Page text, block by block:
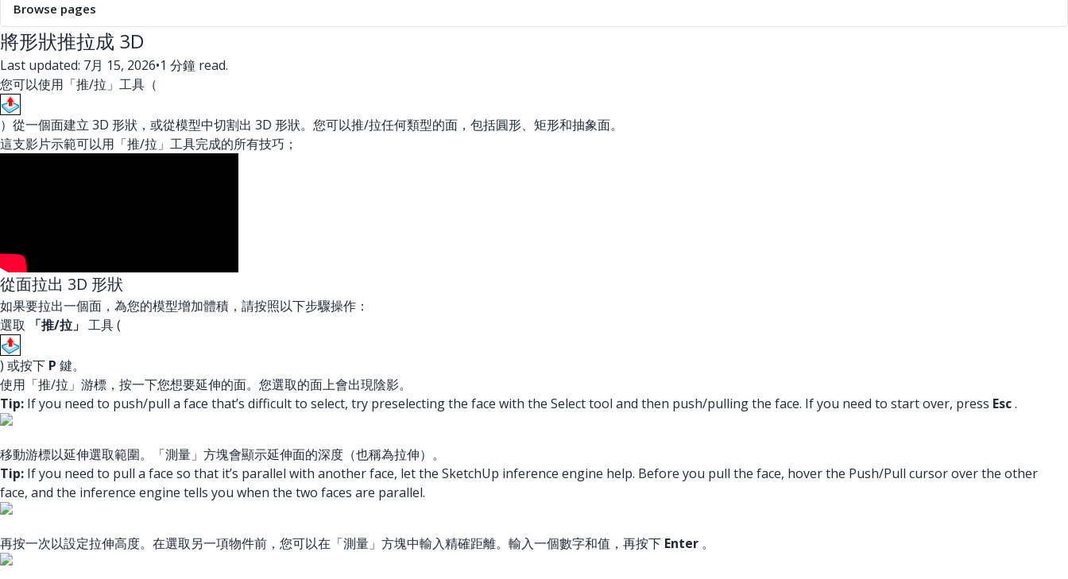
Browse pages
將形狀推拉成 3D
Last updated: 7月 15, 2026•1 分鐘 read.
您可以使用「推/拉」工具（
）從一個面建立 3D 形狀，或從模型中切割出 3D 形狀。您可以推/拉任何類型的面，包括圓形、矩形和抽象面。
這支影片示範可以用「推/拉」工具完成的所有技巧；
從面拉出 3D 形狀
如果要拉出一個面，為您的模型增加體積，請按照以下步驟操作：
選取
「推/拉」 工具 (
) 或按下 P 鍵。
使用「推/拉」游標，按一下您想要延伸的面。您選取的面上會出現陰影。
Tip: If you need to push/pull a face that’s difficult to select, try preselecting the face with the Select tool and then push/pulling the face. If you need to start over, press Esc.
移動游標以延伸選取範圍。「測量」方塊會顯示延伸面的深度（也稱為拉伸）。
Tip: If you need to pull a face so that it’s parallel with another face, let the SketchUp inference engine help. Before you pull the face, hover the Push/Pull cursor over the other
face, and the inference engine tells you when the two faces are parallel.
再按一次以設定拉伸高度。在選取另一項物件前，您可以在「測量」方塊中輸入精確距離。輸入一個數字和值，再按下 Enter 。